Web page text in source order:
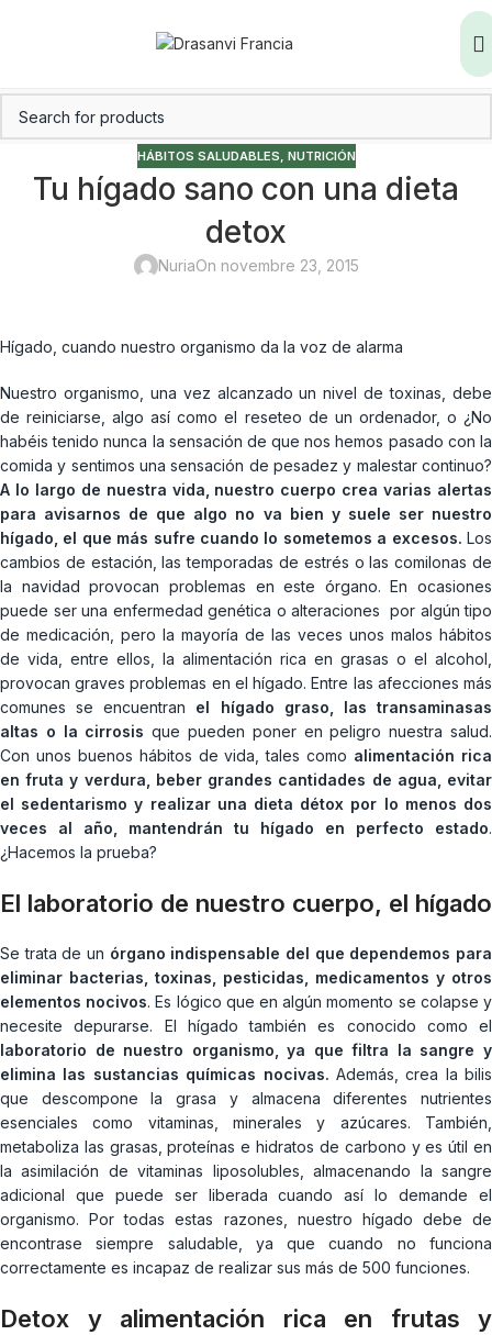
HÁBITOS SALUDABLES, NUTRICIÓN
Tu hígado sano con una dieta
detox
NuriaOn novembre 23, 2015
Hígado, cuando nuestro organismo da la voz de alarma
Nuestro organismo, una vez alcanzado un nivel de toxinas, debe
de reiniciarse, algo así como el reseteo de un ordenador, o ¿No
habéis tenido nunca la sensación de que nos hemos pasado con la
comida y sentimos una sensación de pesadez y malestar continuo?
A lo largo de nuestra vida, nuestro cuerpo crea varias alertas
para avisarnos de que algo no va bien y suele ser nuestro
hígado, el que más sufre cuando lo sometemos a excesos. Los
cambios de estación, las temporadas de estrés o las comilonas de
la navidad provocan problemas en este órgano. En ocasiones
puede ser una enfermedad genética o alteraciones por algún tipo
de medicación, pero la mayoría de las veces unos malos hábitos
de vida, entre ellos, la alimentación rica en grasas o el alcohol,
provocan graves problemas en el hígado. Entre las afecciones más
comunes se encuentran el hígado graso, las transaminasas
altas o la cirrosis que pueden poner en peligro nuestra salud.
Con unos buenos hábitos de vida, tales como alimentación rica
en fruta y verdura, beber grandes cantidades de agua, evitar
el sedentarismo y realizar una dieta détox por lo menos dos
veces al año, mantendrán tu hígado en perfecto estado.
¿Hacemos la prueba?
El laboratorio de nuestro cuerpo, el hígado
Se trata de un órgano indispensable del que dependemos para
eliminar bacterias, toxinas, pesticidas, medicamentos y otros
elementos nocivos. Es lógico que en algún momento se colapse y
necesite depurarse. El hígado también es conocido como el
laboratorio de nuestro organismo, ya que filtra la sangre y
elimina las sustancias químicas nocivas. Además, crea la bilis
que descompone la grasa y almacena diferentes nutrientes
esenciales como vitaminas, minerales y azúcares. También,
metaboliza las grasas, proteínas e hidratos de carbono y es útil en
la asimilación de vitaminas liposolubles, almacenando la sangre
adicional que puede ser liberada cuando así lo demande el
organismo. Por todas estas razones, nuestro hígado debe de
encontrase siempre saludable, ya que cuando no funciona
correctamente es incapaz de realizar sus más de 500 funciones.
Detox y alimentación rica en frutas y